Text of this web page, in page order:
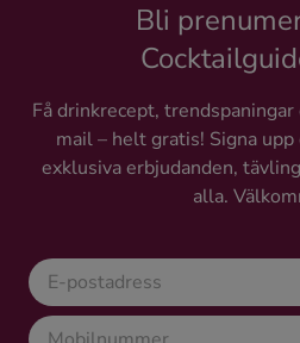
Bli
Få drinkrecept,
mail – helt gratis! Signa
exklusiva erbjudanden,
alla.